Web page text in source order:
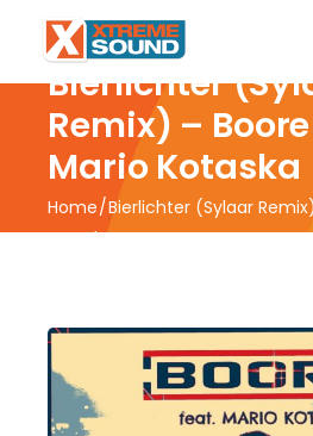
Bierlichter
Remix) –
Mario Kotaska
Home Bierlichter (Sylaar
Kotaska